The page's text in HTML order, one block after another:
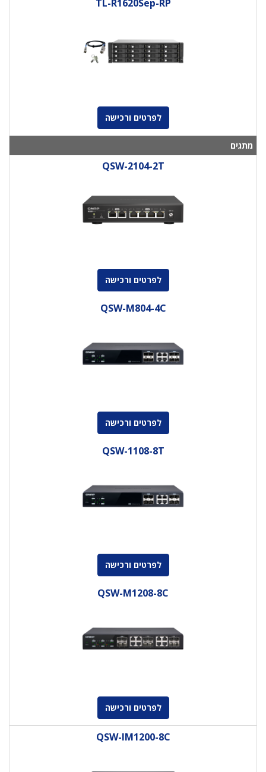
TL-R1620Sep-RP
לפרטים ורכישה
מתגים
QSW-2104-2T
לפרטים ורכישה
QSW-M804-4C
לפרטים ורכישה
QSW-1108-8T
לפרטים ורכישה
QSW-M1208-8C
לפרטים ורכישה
QSW-IM1200-8C